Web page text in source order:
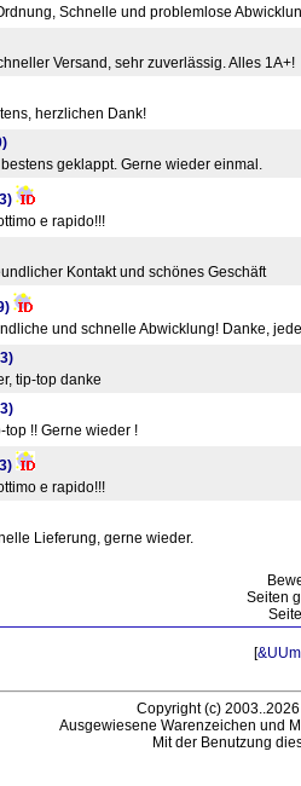
Schnelle und problemlose
Versand, sehr zuverlässig. Alles 1A+!
herzlichen Dank!
geklappt. Gerne wieder einmal.
e rapido!!!
Kontakt und schönes Geschäft
und schnelle Abwicklung! Danke,
tip-top danke
top !! Gerne wieder !
e rapido!!!
Lieferung, gerne wieder.
Seiten
[
Copyright (c)
Ausgewiesene Warenzeichen und
Mit der Benutzung